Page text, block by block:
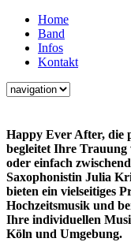
Home
Band
Infos
Kontakt
Happy Ever After, die
begleitet Ihre Trauung
oder einfach
Saxophonistin Julia
bieten ein vielseitiges
Hochzeitsmusik und
Ihre individuellen
Köln und Umgebung.